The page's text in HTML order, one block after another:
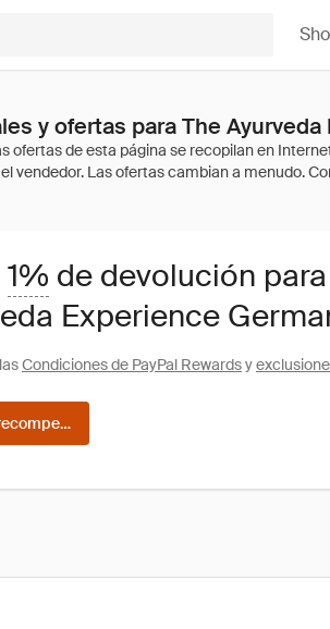
y ofertas para The
1% de devolución
Experience
Condiciones de PayPal Rewardsy